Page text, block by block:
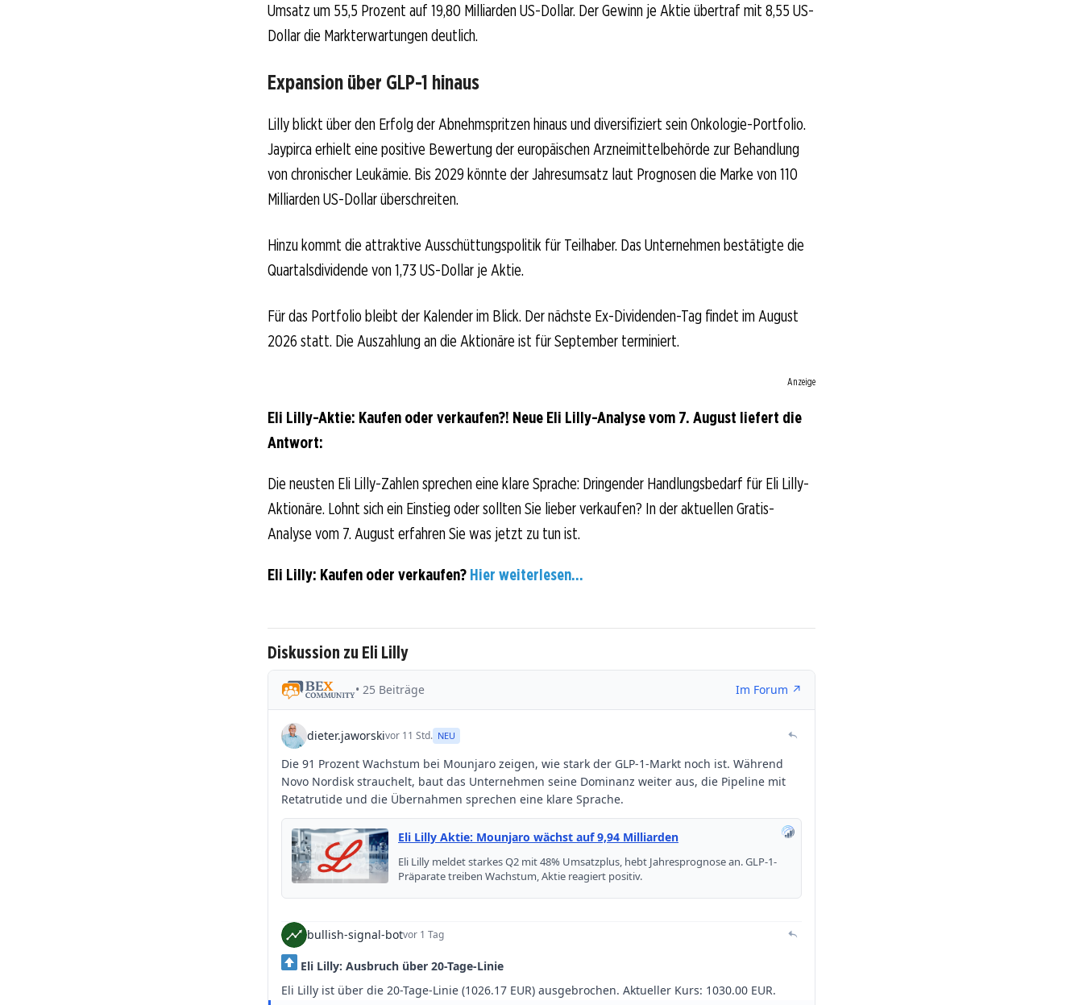
Umsatz um 55,5 Prozent auf 19,80 Milliarden US-Dollar. Der Gewinn je Aktie übertraf mit 8,55 US-
Dollar die Markterwartungen deutlich.
Expansion über GLP-1 hinaus
Lilly blickt über den Erfolg der Abnehmspritzen hinaus und diversifiziert sein Onkologie-Portfolio.
Jaypirca erhielt eine positive Bewertung der europäischen Arzneimittelbehörde zur Behandlung
von chronischer Leukämie. Bis 2029 könnte der Jahresumsatz laut Prognosen die Marke von 110
Milliarden US-Dollar überschreiten.
Hinzu kommt die attraktive Ausschüttungspolitik für Teilhaber. Das Unternehmen bestätigte die
Quartalsdividende von 1,73 US-Dollar je Aktie.
Für das Portfolio bleibt der Kalender im Blick. Der nächste Ex-Dividenden-Tag findet im August
2026 statt. Die Auszahlung an die Aktionäre ist für September terminiert.
Anzeige
Eli Lilly-Aktie: Kaufen oder verkaufen?! Neue Eli Lilly-Analyse vom 7. August liefert die
Antwort:
Die neusten Eli Lilly-Zahlen sprechen eine klare Sprache: Dringender Handlungsbedarf für Eli Lilly-
Aktionäre. Lohnt sich ein Einstieg oder sollten Sie lieber verkaufen? In der aktuellen Gratis-
Analyse vom 7. August erfahren Sie was jetzt zu tun ist.
Eli Lilly: Kaufen oder verkaufen? Hier weiterlesen...
Diskussion zu Eli Lilly